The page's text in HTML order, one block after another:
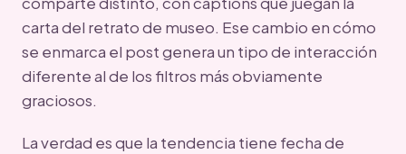
carta del retrato de museo. Ese cambio en cómo
se enmarca el post genera un tipo de interacción
diferente al de los filtros más obviamente
graciosos.
La verdad es que la tendencia tiene fecha de